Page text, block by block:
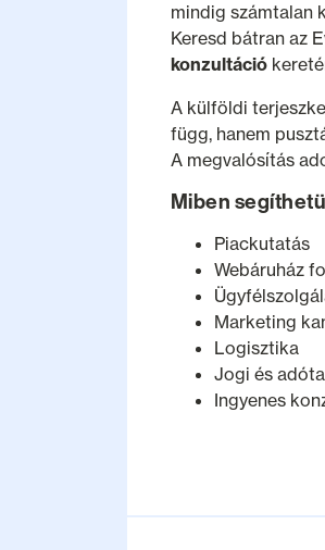
mindig számtalan
Keresd bátran az
konzultáció
A külföldi
függ, hanem
A megvalósítás
Miben
Piackutatás
Webáruház
Marketing
Logisztika
Jogi és
Ingyenes